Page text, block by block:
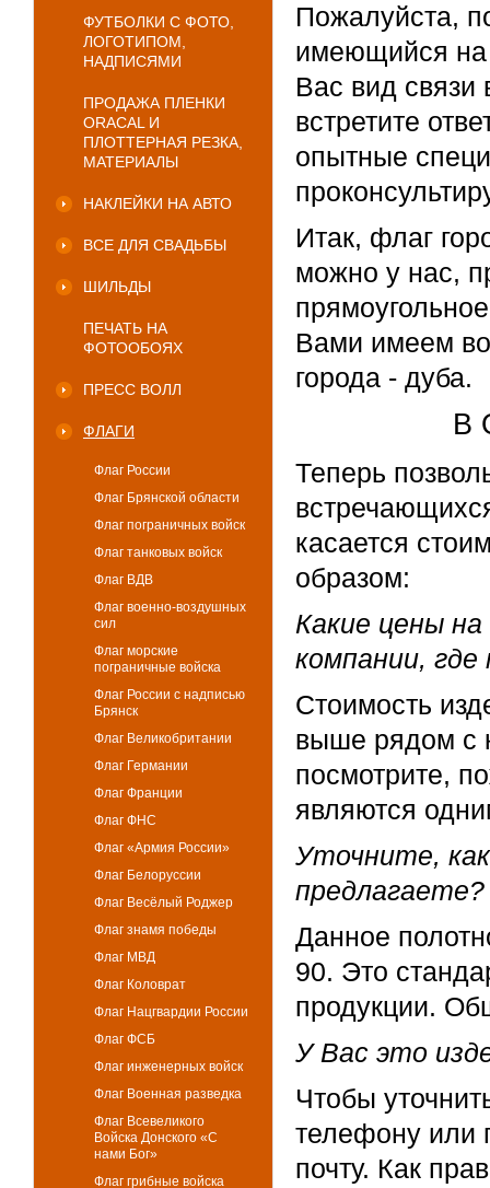
ФУТБОЛКИ С ФОТО,
ЛОГОТИПОМ,
НАДПИСЯМИ
ПРОДАЖА ПЛЕНКИ
ORACAL И
ПЛОТТЕРНАЯ РЕЗКА,
МАТЕРИАЛЫ
НАКЛЕЙКИ НА АВТО
ВСЕ ДЛЯ СВАДЬБЫ
ШИЛЬДЫ
ПЕЧАТЬ НА
ФОТООБОЯХ
ПРЕСС ВОЛЛ
ФЛАГИ
Флаг России
Флаг Брянской области
Флаг пограничных войск
Флаг танковых войск
Флаг ВДВ
Флаг военно-воздушных
сил
Флаг морские
пограничные войска
Флаг России с надписью
Брянск
Флаг Великобритании
Флаг Германии
Флаг Франции
Флаг ФНС
Флаг «Армия России»
Флаг Белоруссии
Флаг Весёлый Роджер
Флаг знамя победы
Флаг МВД
Флаг Коловрат
Флаг Нацгвардии России
Флаг ФСБ
Флаг инженерных войск
Флаг Военная разведка
Флаг Всевеликого
Войска Донского «С
нами Бог»
Флаг грибные войска
Пожалуйста,
имеющийся на
Вас вид связи
встретите
опытные
Итак, флаг
можно у нас,
Вами имеем
города - дуба.
В
Теперь
касается
образом:
Какие цены
компании,
Стоимость
выше рядом с
посмотрите,
являются
Уточните,
предлагаете?
Данное
90. Это
продукции.
У Вас это
Чтобы
телефону или
почту. Как